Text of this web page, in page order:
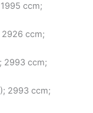
ccm;
2926 ccm;
2993 ccm;
2993 ccm;